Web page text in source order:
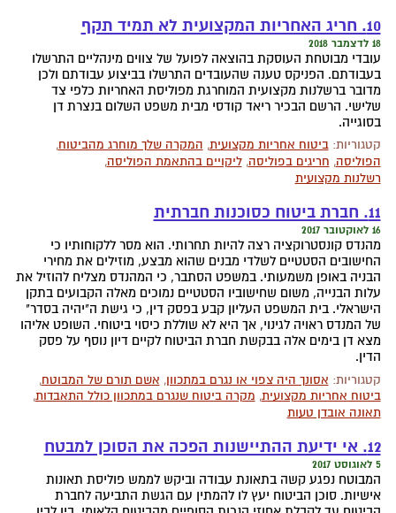
10. חריג האחריות המקצועית לא תמיד תקף
18 לדצמבר 2018
עובדי מבוטחת העוסקת בהוצאה לפועל של צווים מינהליים התרשלו
בעבודתם. הפניקס טענה שהעובדים התרשלו בביצוע עבודתם ולכן
מדובר ברשלנות מקצועית המוחרגת מפוליסת האחריות כלפי צד
שלישי. הרשם הבכיר ריאד קודסי מבית משפט השלום בנצרת דן
בסוגייה.
קטגוריות:ביטוח אחריות מקצועית, המקרה שלך מוחרג מהביטוח,
הפוליסה, חריגים בפוליסה,ליקויים בהתאמת הפוליסה,
רשלנות מקצועית
11. חברת ביטוח כסוכנות חברתית
16 לאוקטובר 2017
מהנדס קונסטרוקציה רצה להיות תחרותי. הוא מסר ללקוחותיו כי
החישובים הסטטיים לשלדי מבנים שהוא מבצע, מוזילים את מחירי
הבניה באופן משמעותי. במשפט הסתבר, כי המהנדס מצליח להוזיל את
עלות הבנייה, משום שחישוביו הסטטיים נמוכים מאלה הקבועים בתקן
הישראלי. בית המשפט העליון קבע בפסק דין, כי גישת ה"יהיה בסדר"
של המנדס ראויה לגינוי, אך היא לא שוללת כיסוי ביטוחי. השופט אליהו
מצא דן בימים אלה בבקשת חברת הביטוח לקיים דיון נוסף על פסק
הדין.
קטגוריות: אסונך היה צפוי או נגרם במתכוון, אשם תורם של המבוטח,
ביטוח אחריות מקצועית, מקרה ביטוח שנגרם במתכוון כולל התאבדות,
תאונה אובדן טעות
12. אי ידיעת ההתיישנות הפכה את הסוכן למבטח
5 לאוגוסט 2017
המבוטח נפגע קשה בתאונת עבודה וביקש לממש פוליסת תאונות
אישיות. סוכן הביטוח יעץ לו להמתין עם הגשת התביעה לחברת